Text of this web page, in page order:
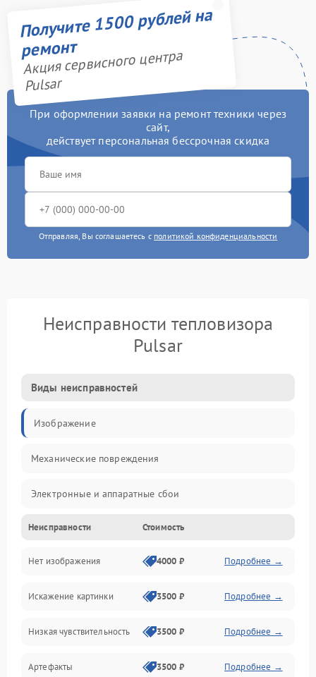
Получите 1500 рублей на
ремонт
Акция сервисного центра
Pulsar
При оформлении заявки на ремонт техники через
сайт,
действует персональная бессрочная скидка
Отправляя, Вы соглашаетесь с политикой конфиденциальности
Неисправности тепловизора
Pulsar
Виды неисправностей
Изображение
Механические повреждения
Электронные и аппаратные сбои
Неисправности сенсора и оптики
Программные ошибки
Электропитание
Измерения
Матрица
Неисправности Стоимость
Нет изображения 4000 ₽ Подробнее →
Искажение картинки 3500 ₽ Подробнее →
Низкая чувствительность 3500 ₽ Подробнее →
Артефакты 3500 ₽ Подробнее →